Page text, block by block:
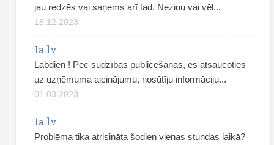
jau redzēs vai saņems arī tad. Nezinu vai vēl...
18.12.2023
1a.lv
Labdien ! Pēc sūdzības publicēšanas, es atsaucoties
uz uzņēmuma aicinājumu, nosūtīju informāciju...
01.03.2023
1a.lv
Problēma tika atrisināta šodien vienas stundas laikā?